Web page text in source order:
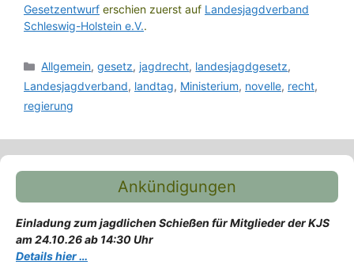
Gesetzentwurf erschien zuerst auf Landesjagdverband
Schleswig-Holstein e.V..
Kategorien
Allgemein,gesetz, jagdrecht, landesjagdgesetz,
Landesjagdverband, landtag, Ministerium, novelle, recht,
regierung
Ankündigungen
Einladung zum jagdlichen Schießen für Mitglieder der KJS
am 24.10.26 ab 14:30 Uhr
Details hier …